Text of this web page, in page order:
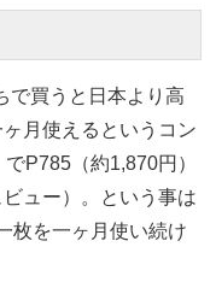
で買うと日本より高
月使えるというコン
P785（約1,870円）
ュー）。という事は
枚を一ヶ月使い続け